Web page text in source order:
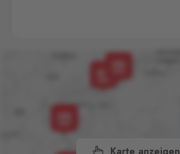
Karte anzeigen
České Velenice 670, České
Dolní Dvořiště
Dolní Dvořiště 219, Dolní
382 72